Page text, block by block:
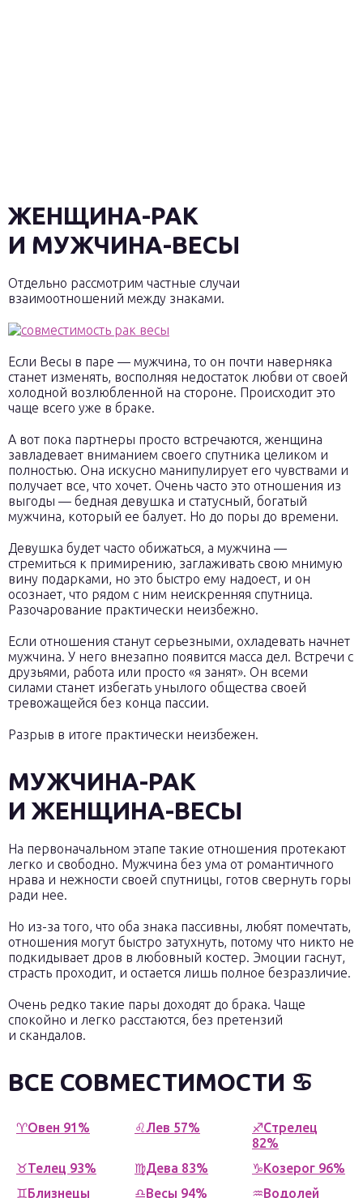
ЖЕНЩИНА-РАК
И МУЖЧИНА-ВЕСЫ
Отдельно рассмотрим частные случаи
взаимоотношений между знаками.
Если Весы в паре — мужчина, то он почти наверняка
станет изменять, восполняя недостаток любви от своей
холодной возлюбленной на стороне. Происходит это
чаще всего уже в браке.
А вот пока партнеры просто встречаются, женщина
завладевает вниманием своего спутника целиком и
полностью. Она искусно манипулирует его чувствами и
получает все, что хочет. Очень часто это отношения из
выгоды — бедная девушка и статусный, богатый
мужчина, который ее балует. Но до поры до времени.
Девушка будет часто обижаться, а мужчина —
стремиться к примирению, заглаживать свою мнимую
вину подарками, но это быстро ему надоест, и он
осознает, что рядом с ним неискренняя спутница.
Разочарование практически неизбежно.
Если отношения станут серьезными, охладевать начнет
мужчина. У него внезапно появится масса дел. Встречи с
друзьями, работа или просто «я занят». Он всеми
силами станет избегать унылого общества своей
тревожащейся без конца пассии.
Разрыв в итоге практически неизбежен.
МУЖЧИНА-РАК
И ЖЕНЩИНА-ВЕСЫ
На первоначальном этапе такие отношения протекают
легко и свободно. Мужчина без ума от романтичного
нрава и нежности своей спутницы, готов свернуть горы
ради нее.
Но из-за того, что оба знака пассивны, любят помечтать,
отношения могут быстро затухнуть, потому что никто не
подкидывает дров в любовный костер. Эмоции гаснут,
страсть проходит, и остается лишь полное безразличие.
Очень редко такие пары доходят до брака. Чаще
спокойно и легко расстаются, без претензий
и скандалов.
ВСЕ СОВМЕСТИМОСТИ ♋
♈Овен 91% ♌Лев 57%
♐Стрелец
82%
♉Телец 93%
♍Дева 83%
♑Козерог 96%
♊Близнецы
♎Весы 94% ♒Водолей